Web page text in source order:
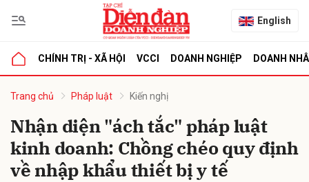
English
CHÍNH TRỊ - XÃ HỘI VCCI DOANH NGHIỆP DOANH
Trang chủ Pháp luật Kiến nghị
Nhận diện "ách tắc" pháp luật
kinh doanh: Chồng chéo quy định
về nhập khẩu thiết bị y tế
luận